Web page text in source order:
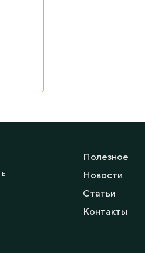
Полезное
Новости
Статьи
Контакты